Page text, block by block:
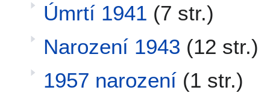
Úmrtí 1941 (7 str.)
Narození 1943 (12 str.)
1957 narození (1 str.)